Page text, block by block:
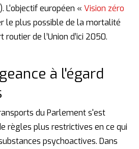
L'objectif européen «Vision zéro
le plus possible de la mortalité
de l’Union d’ici 2050.
à l'égard
du Parlement s'est
règles plus restrictives en ce qui
psychoactives. Dans